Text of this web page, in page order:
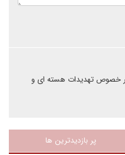
در خصوص تهدیدات هسته ای و
پر بازدیدترین ها